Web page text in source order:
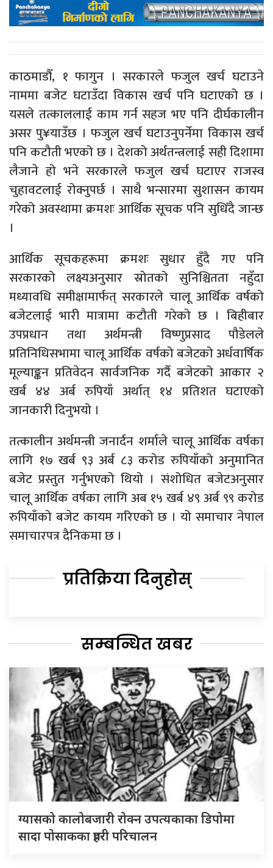
काठमाडौँ, १ फागुन । सरकारले फजुल खर्च घटाउने
नाममा बजेट घटाउँदा विकास खर्च पनि घटाएको छ ।
यसले तत्काललाई काम गर्न सहज भए पनि दीर्घकालीन
असर पु¥याउँछ । फजुल खर्च घटाउनुपर्नेमा विकास खर्च
पनि कटौती भएको छ । देशको अर्थतन्त्रलाई सही दिशामा
लैजाने हो भने सरकारले फजुल खर्च घटाएर राजस्व
चुहावटलाई रोक्नुपर्छ । साथै भन्सारमा सुशासन कायम
गरेको अवस्थामा क्रमशः आर्थिक सूचक पनि सुधिँदै जान्छ
।
आर्थिक सूचकहरूमा क्रमशः सुधार हुँदै गए पनि
सरकारको लक्ष्यअनुसार स्रोतको सुनिश्चितता नहुँदा
मध्यावधि समीक्षामार्फत् सरकारले चालू आर्थिक वर्षको
बजेटलाई भारी मात्रामा कटौती गरेको छ । बिहीबार
उपप्रधान तथा अर्थमन्त्री विष्णुप्रसाद पौडेलले
प्रतिनिधिसभामा चालू आर्थिक वर्षको बजेटको अर्धवार्षिक
मूल्याङ्कन प्रतिवेदन सार्वजनिक गर्दै बजेटको आकार २
खर्ब ४४ अर्ब रुपियाँ अर्थात् १४ प्रतिशत घटाएको
जानकारी दिनुभयो ।
तत्कालीन अर्थमन्त्री जनार्दन शर्माले चालू आर्थिक वर्षका
लागि १७ खर्ब ९३ अर्ब ८३ करोड रुपियाँको अनुमानित
बजेट प्रस्तुत गर्नुभएको थियो । संशोधित बजेटअनुसार
चालू आर्थिक वर्षका लागि अब १५ खर्ब ४९ अर्ब ९९ करोड
रुपियाँको बजेट कायम गरिएको छ । यो समाचार नेपाल
समाचारपत्र दैनिकमा छ ।
प्रतिक्रिया दिनुहोस्
सम्बन्धित खबर
ग्यासको कालोबजारी रोक्न उपत्यकाका डिपोमा
सादा पोसाकका प्रहरी परिचालन